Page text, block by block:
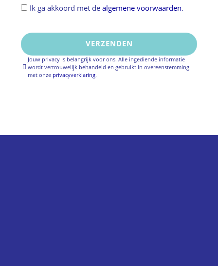
Ik ga akkoord met de algemene voorwaarden.
VERZENDEN
Jouw privacy is belangrijk voor ons. Alle ingediende informatie
wordt vertrouwelijk behandeld en gebruikt in overeenstemming
met onze privacyverklaring.